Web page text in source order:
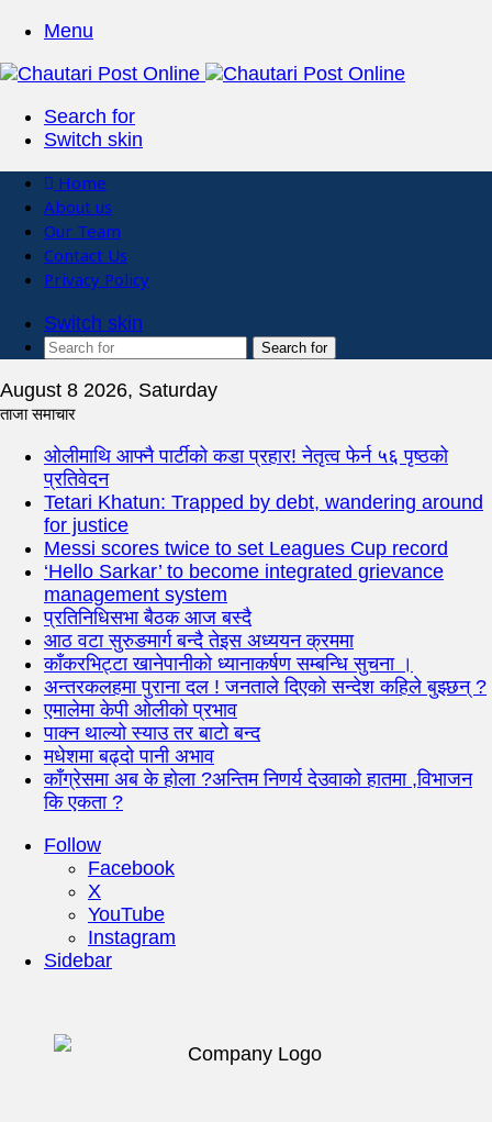
Menu
Search for
Switch skin
Home
About us
Our Team
Contact Us
Privacy Policy
Switch skin
Search for
August 8 2026, Saturday
ताजा समाचार
ओलीमाथि आफ्नै पार्टीको कडा प्रहार! नेतृत्व फेर्न ५६ पृष्ठको
प्रतिवेदन
Tetari Khatun: Trapped by debt, wandering around
for justice
Messi scores twice to set Leagues Cup record
‘Hello Sarkar’ to become integrated grievance
management system
प्रतिनिधिसभा बैठक आज बस्दै
आठ वटा सुरुङमार्ग बन्दै तेइस अध्ययन क्रममा
काँकरभिट्टा खानेपानीको ध्यानाकर्षण सम्बन्धि सुचना ।
अन्तरकलहमा पुराना दल ! जनताले दिएको सन्देश कहिले बुझ्छन् ?
एमालेमा केपी ओलीको प्रभाव
पाक्न थाल्यो स्याउ तर बाटो बन्द
मधेशमा बढ्दो पानी अभाव
काँग्रेसमा अब के होला ?अन्तिम निणर्य देउवाको हातमा ,विभाजन
कि एकता ?
Follow
Facebook
X
YouTube
Instagram
Sidebar